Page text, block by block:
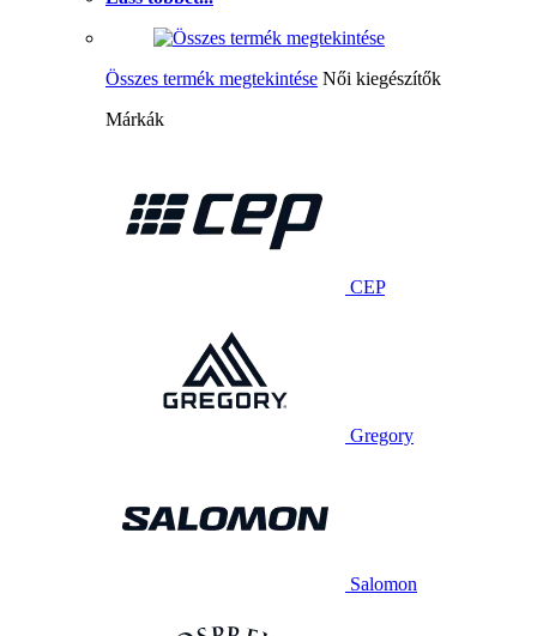
Összes termék megtekintése Női kiegészítők
Márkák
CEP
Gregory
Salomon